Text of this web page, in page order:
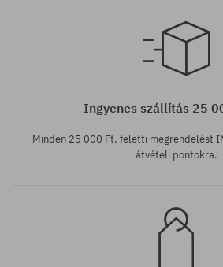
Ingyenes szállítás 25
Minden 25 000 Ft. feletti megrendelést
átvételi pontokra.